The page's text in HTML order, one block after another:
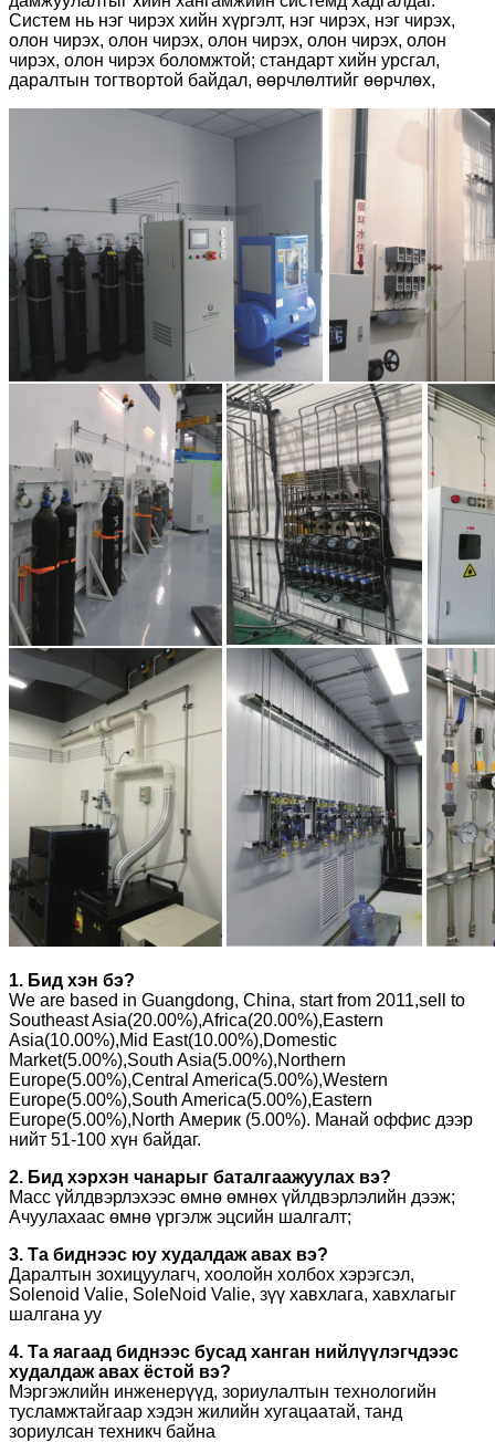
Систем нь нэг чирэх хийн хүргэлт, нэг чирэх, нэг чирэх,
олон чирэх, олон чирэх, олон чирэх, олон чирэх, олон
чирэх, олон чирэх боломжтой; стандарт хийн урсгал,
даралтын тогтвортой байдал, өөрчлөлтийг өөрчлөх,
1. Бид хэн бэ?
We are based in Guangdong, China, start from 2011,sell to
Southeast Asia(20.00%),Africa(20.00%),Eastern
Asia(10.00%),Mid East(10.00%),Domestic
Market(5.00%),South Asia(5.00%),Northern
Europe(5.00%),Central America(5.00%),Western
Europe(5.00%),South America(5.00%),Eastern
Europe(5.00%),North Америк (5.00%). Манай оффис дээр
нийт 51-100 хүн байдаг.
2. Бид хэрхэн чанарыг баталгаажуулах вэ?
Масс үйлдвэрлэхээс өмнө өмнөх үйлдвэрлэлийн дээж;
Ачуулахаас өмнө үргэлж эцсийн шалгалт;
3. Та биднээс юу худалдаж авах вэ?
Даралтын зохицуулагч, хоолойн холбох хэрэгсэл,
Solenoid Valie, SoleNoid Valie, зүү хавхлага, хавхлагыг
шалгана уу
4. Та яагаад биднээс бусад ханган нийлүүлэгчдээс
худалдаж авах ёстой вэ?
Мэргэжлийн инженерүүд, зориулалтын технологийн
тусламжтайгаар хэдэн жилийн хугацаатай, танд
зориулсан техникч байна